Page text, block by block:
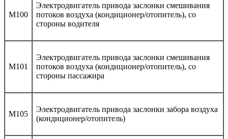
M100
Электродвигатель привода заслонки смешивания
потоков воздуха (кондиционер/отопитель), со
стороны водителя
M101
Электродвигатель привода заслонки смешивания
потоков воздуха (кондиционер/отопитель), со
стороны пассажира
M105
Электродвигатель привода заслонки забора воздуха
(кондиционер/отопитель)